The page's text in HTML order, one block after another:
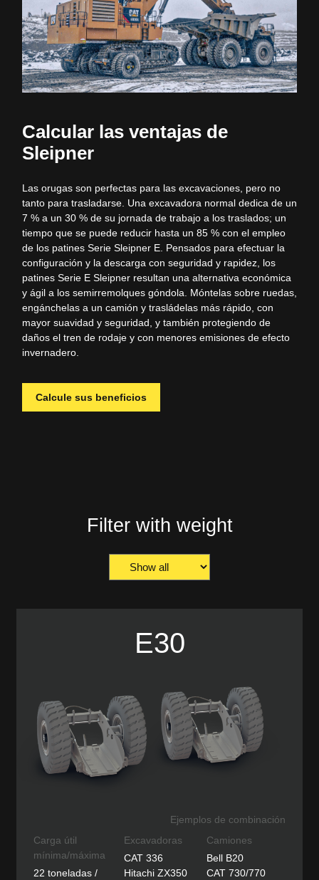
Calcular las ventajas de
Sleipner
Las orugas son perfectas para las excavaciones, pero no
tanto para trasladarse. Una excavadora normal dedica de un
7 % a un 30 % de su jornada de trabajo a los traslados; un
tiempo que se puede reducir hasta un 85 % con el empleo
de los patines Serie Sleipner E. Pensados para efectuar la
configuración y la descarga con seguridad y rapidez, los
patines Serie E Sleipner resultan una alternativa económica
y ágil a los semirremolques góndola. Móntelas sobre ruedas,
engánchelas a un camión y trasládelas más rápido, con
mayor suavidad y seguridad, y también protegiendo de
daños el tren de rodaje y con menores emisiones de efecto
invernadero.
Calcule sus beneficios
Filter with weight
E30
Ejemplos de combinación
Carga útil
mínima/máxima
22 toneladas /
Excavadoras
CAT 336
Hitachi ZX350
Camiones
Bell B20
CAT 730/770